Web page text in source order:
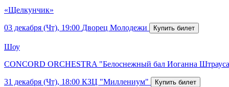
«Щелкунчик»
03 декабря (Чт), 19:00 Дворец Молодежи
Шоу
CONCORD ORCHESTRA "Белоснежный бал Иоганна
31 декабря (Чт), 18:00 КЗЦ "Миллениум"